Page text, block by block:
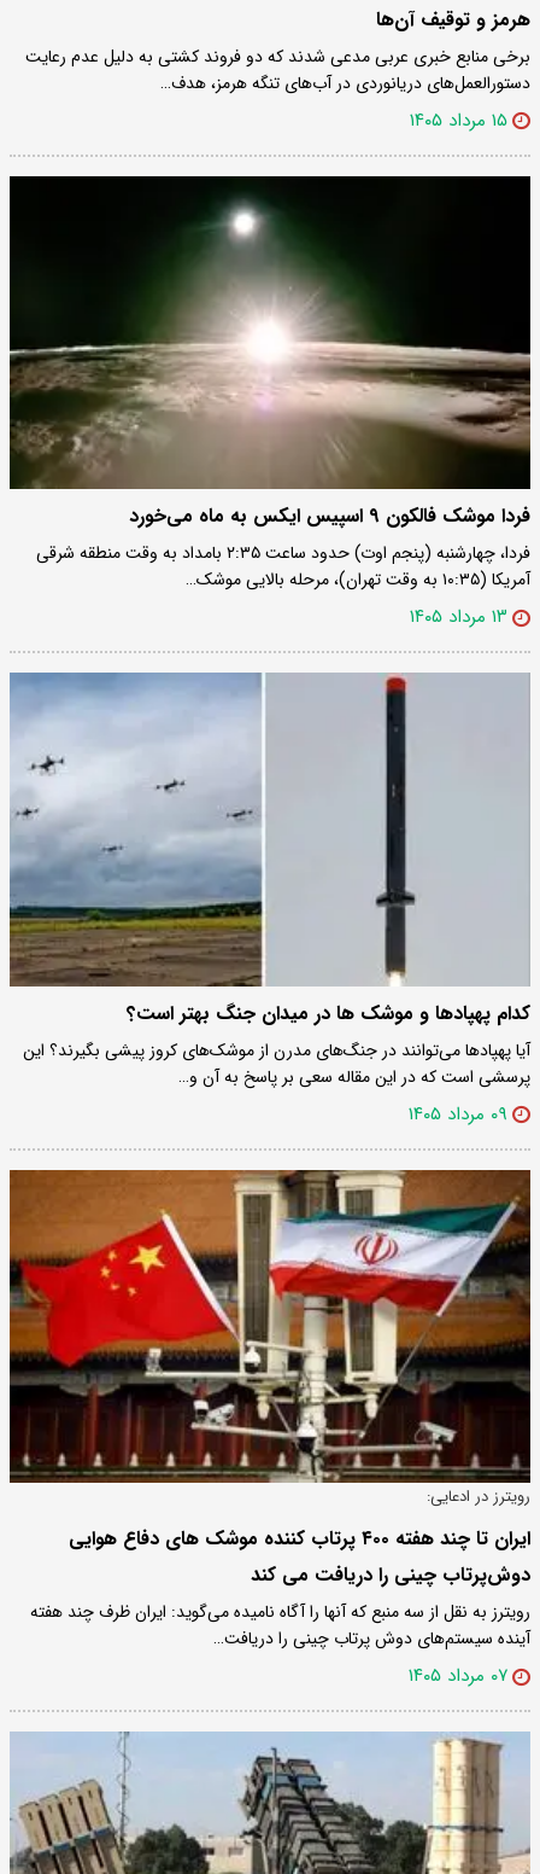
هرمز و توقیف آن‌ها
برخی منابع خبری عربی مدعی شدند که دو فروند کشتی به دلیل عدم رعایت
دستورالعمل‌های دریانوردی در آب‌های تنگه هرمز، هدف…
۱۵ مرداد ۱۴۰۵
فردا موشک فالکون ۹ اسپیس ایکس به ماه می‌خورد
فردا، چهارشنبه (پنجم اوت) حدود ساعت ۲:۳۵ بامداد به وقت منطقه شرقی
آمریکا (۱۰:۳۵ به وقت تهران)، مرحله بالایی موشک…
۱۳ مرداد ۱۴۰۵
کدام پهپادها و موشک ها در میدان جنگ بهتر است؟
آیا پهپادها می‌توانند در جنگ‌های مدرن از موشک‌های کروز پیشی بگیرند؟ این
پرسشی است که در این مقاله سعی بر پاسخ به آن و…
۰۹ مرداد ۱۴۰۵
رویترز در ادعایی:
ایران تا چند هفته ۴۰۰ پرتاب کننده موشک های دفاع هوایی
دوش‌پرتاب چینی را دریافت می کند
رویترز به نقل از سه منبع که آنها را آگاه نامیده می‌گوید: ایران ظرف چند هفته
آینده سیستم‌های دوش پرتاب چینی را دریافت…
۰۷ مرداد ۱۴۰۵